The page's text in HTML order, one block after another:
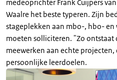
medeoprichter Frank Cuijpers
Waalre het beste typeren. Zijn
stageplekken aan mbo-, hbo-
moeten solliciteren. "Zo ontstaat
meewerken aan echte
persoonlijke leerdoelen.